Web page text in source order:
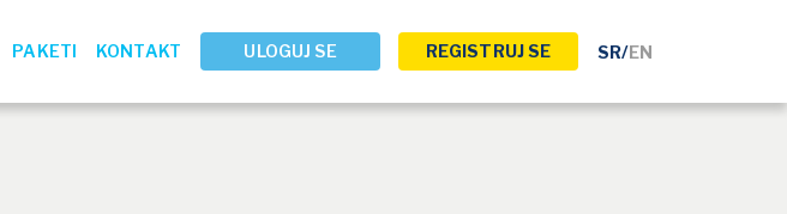
PAKETI KONTAKT ULOGUJ SE REGISTRUJ SE SR/EN